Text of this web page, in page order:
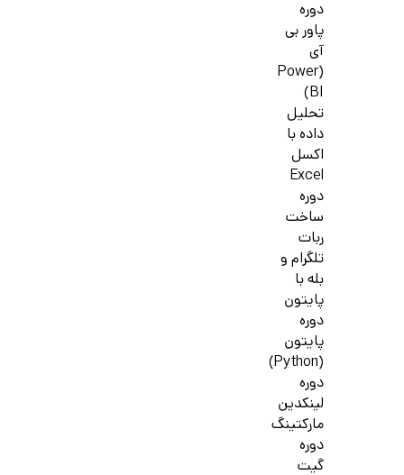
دوره
پاور بی
آی
(Power
BI)
تحلیل
داده با
اکسل
Excel
دوره
ساخت
ربات
تلگرام و
بله با
پایتون
دوره
پایتون
(Python)
دوره
لینکدین
مارکتینگ
دوره
گیت